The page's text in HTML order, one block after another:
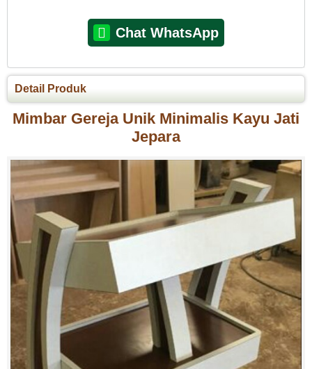
Chat WhatsApp
Detail Produk
Mimbar Gereja Unik Minimalis Kayu Jati
Jepara